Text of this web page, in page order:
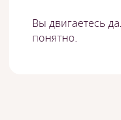
Вы двигаетесь
понятно.